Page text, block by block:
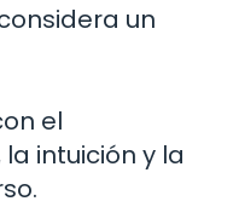
un
el
intuición y la